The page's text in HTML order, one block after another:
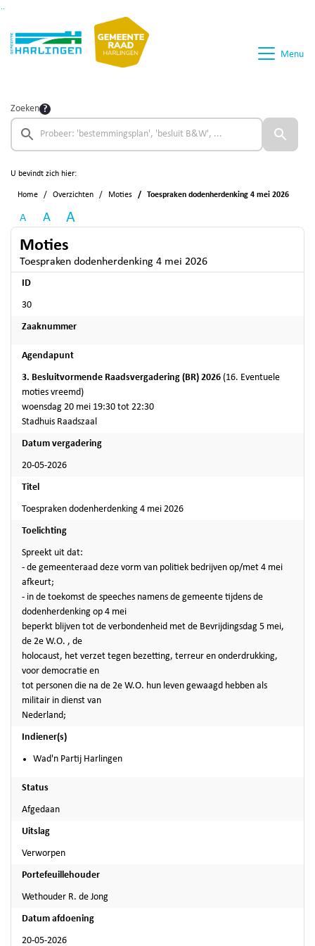
Menu
Zoeken
U bevindt zich hier:
Home Overzichten Moties Toespraken dodenherdenking 4 mei 2026
A A A
Moties
Toespraken dodenherdenking 4 mei 2026
ID
30
Zaaknummer
Agendapunt
3. Besluitvormende Raadsvergadering (BR) 2026 (16. Eventuele
moties vreemd)
woensdag 20 mei 19:30 tot 22:30
Stadhuis Raadszaal
Datum vergadering
20-05-2026
Titel
Toespraken dodenherdenking 4 mei 2026
Toelichting
Spreekt uit dat:
- de gemeenteraad deze vorm van politiek bedrijven op/met 4 mei
afkeurt;
- in de toekomst de speeches namens de gemeente tijdens de
dodenherdenking op 4 mei
beperkt blijven tot de verbondenheid met de Bevrijdingsdag 5 mei,
de 2e W.O. , de
holocaust, het verzet tegen bezetting, terreur en onderdrukking,
voor democratie en
tot personen die na de 2e W.O. hun leven gewaagd hebben als
militair in dienst van
Nederland;
Indiener(s)
Wad'n Partij Harlingen
Status
Afgedaan
Uitslag
Verworpen
Portefeuillehouder
Wethouder R. de Jong
Datum afdoening
20-05-2026